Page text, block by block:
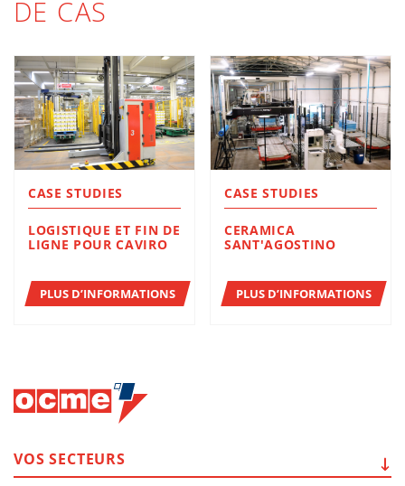
DE CAS
CASE STUDIES
LOGISTIQUE ET FIN DE
LIGNE POUR CAVIRO
PLUS D’INFORMATIONS
CASE STUDIES
CERAMICA
SANT'AGOSTINO
PLUS D’INFORMATIONS
VOS SECTEURS